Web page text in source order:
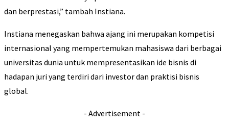
dan berprestasi,” tambah Instiana.
Instiana menegaskan bahwa ajang ini merupakan kompetisi
internasional yang mempertemukan mahasiswa dari berbagai
universitas dunia untuk mempresentasikan ide bisnis di
hadapan juri yang terdiri dari investor dan praktisi bisnis
global.
- Advertisement -